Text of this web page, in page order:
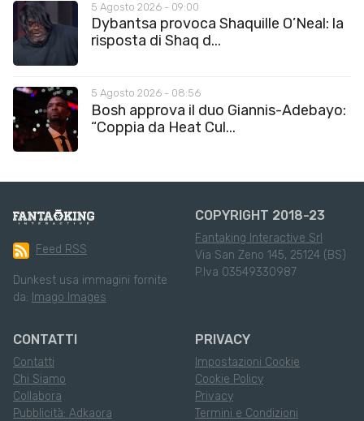
5 Agosto 2026 - 09:00
Dybantsa provoca Shaquille O’Neal: la
risposta di Shaq d...
5 Agosto 2026 - 08:56
Bosh approva il duo Giannis-Adebayo:
“Coppia da Heat Cul...
Feed RSS
Dunkest usa immagini fornite
da: Imago Images
COPYRIGHT 2018-23
Fantaking Interactive Srl
Via San Zeno 145, 25124 (BS)
P.Iva 03549330987
CONTATTI
Contatti
Chi Siamo
Collabora
Pubblicità: Adkaora
PRIVACY
Impostazioni Cookie
Cookie Policy
Privacy
Termini e Condizioni